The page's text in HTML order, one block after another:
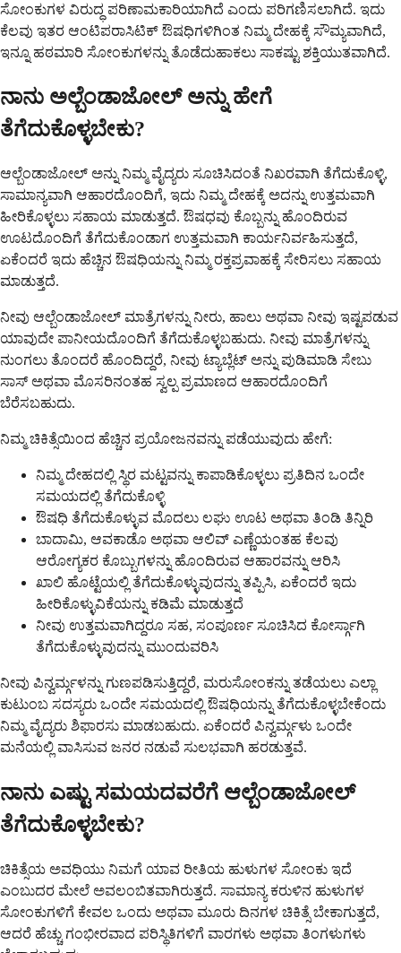
ಸೋಂಕುಗಳ ವಿರುದ್ಧ ಪರಿಣಾಮಕಾರಿಯಾಗಿದೆ ಎಂದು ಪರಿಗಣಿಸಲಾಗಿದೆ. ಇದು
ಕೆಲವು ಇತರ ಆಂಟಿಪರಾಸಿಟಿಕ್ ಔಷಧಿಗಳಿಗಿಂತ ನಿಮ್ಮ ದೇಹಕ್ಕೆ ಸೌಮ್ಯವಾಗಿದೆ,
ಇನ್ನೂ ಹಠಮಾರಿ ಸೋಂಕುಗಳನ್ನು ತೊಡೆದುಹಾಕಲು ಸಾಕಷ್ಟು ಶಕ್ತಿಯುತವಾಗಿದೆ.
ನಾನು ಅಲ್ಬೆಂಡಾಜೋಲ್ ಅನ್ನು ಹೇಗೆ
ತೆಗೆದುಕೊಳ್ಳಬೇಕು?
ಆಲ್ಬೆಂಡಾಜೋಲ್ ಅನ್ನು ನಿಮ್ಮ ವೈದ್ಯರು ಸೂಚಿಸಿದಂತೆ ನಿಖರವಾಗಿ ತೆಗೆದುಕೊಳ್ಳಿ,
ಸಾಮಾನ್ಯವಾಗಿ ಆಹಾರದೊಂದಿಗೆ, ಇದು ನಿಮ್ಮ ದೇಹಕ್ಕೆ ಅದನ್ನು ಉತ್ತಮವಾಗಿ
ಹೀರಿಕೊಳ್ಳಲು ಸಹಾಯ ಮಾಡುತ್ತದೆ. ಔಷಧವು ಕೊಬ್ಬನ್ನು ಹೊಂದಿರುವ
ಊಟದೊಂದಿಗೆ ತೆಗೆದುಕೊಂಡಾಗ ಉತ್ತಮವಾಗಿ ಕಾರ್ಯನಿರ್ವಹಿಸುತ್ತದೆ,
ಏಕೆಂದರೆ ಇದು ಹೆಚ್ಚಿನ ಔಷಧಿಯನ್ನು ನಿಮ್ಮ ರಕ್ತಪ್ರವಾಹಕ್ಕೆ ಸೇರಿಸಲು ಸಹಾಯ
ಮಾಡುತ್ತದೆ.
ನೀವು ಆಲ್ಬೆಂಡಾಜೋಲ್ ಮಾತ್ರೆಗಳನ್ನು ನೀರು, ಹಾಲು ಅಥವಾ ನೀವು ಇಷ್ಟಪಡುವ
ಯಾವುದೇ ಪಾನೀಯದೊಂದಿಗೆ ತೆಗೆದುಕೊಳ್ಳಬಹುದು. ನೀವು ಮಾತ್ರೆಗಳನ್ನು
ನುಂಗಲು ತೊಂದರೆ ಹೊಂದಿದ್ದರೆ, ನೀವು ಟ್ಯಾಬ್ಲೆಟ್ ಅನ್ನು ಪುಡಿಮಾಡಿ ಸೇಬು
ಸಾಸ್ ಅಥವಾ ಮೊಸರಿನಂತಹ ಸ್ವಲ್ಪ ಪ್ರಮಾಣದ ಆಹಾರದೊಂದಿಗೆ
ಬೆರೆಸಬಹುದು.
ನಿಮ್ಮ ಚಿಕಿತ್ಸೆಯಿಂದ ಹೆಚ್ಚಿನ ಪ್ರಯೋಜನವನ್ನು ಪಡೆಯುವುದು ಹೇಗೆ:
ನಿಮ್ಮ ದೇಹದಲ್ಲಿ ಸ್ಥಿರ ಮಟ್ಟವನ್ನು ಕಾಪಾಡಿಕೊಳ್ಳಲು ಪ್ರತಿದಿನ ಒಂದೇ
ಸಮಯದಲ್ಲಿ ತೆಗೆದುಕೊಳ್ಳಿ
ಔಷಧಿ ತೆಗೆದುಕೊಳ್ಳುವ ಮೊದಲು ಲಘು ಊಟ ಅಥವಾ ತಿಂಡಿ ತಿನ್ನಿರಿ
ಬಾದಾಮಿ, ಆವಕಾಡೊ ಅಥವಾ ಆಲಿವ್ ಎಣ್ಣೆಯಂತಹ ಕೆಲವು
ಆರೋಗ್ಯಕರ ಕೊಬ್ಬುಗಳನ್ನು ಹೊಂದಿರುವ ಆಹಾರವನ್ನು ಆರಿಸಿ
ಖಾಲಿ ಹೊಟ್ಟೆಯಲ್ಲಿ ತೆಗೆದುಕೊಳ್ಳುವುದನ್ನು ತಪ್ಪಿಸಿ, ಏಕೆಂದರೆ ಇದು
ಹೀರಿಕೊಳ್ಳುವಿಕೆಯನ್ನು ಕಡಿಮೆ ಮಾಡುತ್ತದೆ
ನೀವು ಉತ್ತಮವಾಗಿದ್ದರೂ ಸಹ, ಸಂಪೂರ್ಣ ಸೂಚಿಸಿದ ಕೋರ್ಸ್ಗಾಗಿ
ತೆಗೆದುಕೊಳ್ಳುವುದನ್ನು ಮುಂದುವರಿಸಿ
ನೀವು ಪಿನ್ವರ್ಮ್ಗಳನ್ನು ಗುಣಪಡಿಸುತ್ತಿದ್ದರೆ, ಮರುಸೋಂಕನ್ನು ತಡೆಯಲು ಎಲ್ಲಾ
ಕುಟುಂಬ ಸದಸ್ಯರು ಒಂದೇ ಸಮಯದಲ್ಲಿ ಔಷಧಿಯನ್ನು ತೆಗೆದುಕೊಳ್ಳಬೇಕೆಂದು
ನಿಮ್ಮ ವೈದ್ಯರು ಶಿಫಾರಸು ಮಾಡಬಹುದು. ಏಕೆಂದರೆ ಪಿನ್ವರ್ಮ್ಗಳು ಒಂದೇ
ಮನೆಯಲ್ಲಿ ವಾಸಿಸುವ ಜನರ ನಡುವೆ ಸುಲಭವಾಗಿ ಹರಡುತ್ತವೆ.
ನಾನು ಎಷ್ಟು ಸಮಯದವರೆಗೆ ಆಲ್ಬೆಂಡಾಜೋಲ್
ತೆಗೆದುಕೊಳ್ಳಬೇಕು?
ಚಿಕಿತ್ಸೆಯ ಅವಧಿಯು ನಿಮಗೆ ಯಾವ ರೀತಿಯ ಹುಳುಗಳ ಸೋಂಕು ಇದೆ
ಎಂಬುದರ ಮೇಲೆ ಅವಲಂಬಿತವಾಗಿರುತ್ತದೆ. ಸಾಮಾನ್ಯ ಕರುಳಿನ ಹುಳುಗಳ
ಸೋಂಕುಗಳಿಗೆ ಕೇವಲ ಒಂದು ಅಥವಾ ಮೂರು ದಿನಗಳ ಚಿಕಿತ್ಸೆ ಬೇಕಾಗುತ್ತದೆ,
ಆದರೆ ಹೆಚ್ಚು ಗಂಭೀರವಾದ ಪರಿಸ್ಥಿತಿಗಳಿಗೆ ವಾರಗಳು ಅಥವಾ ತಿಂಗಳುಗಳು